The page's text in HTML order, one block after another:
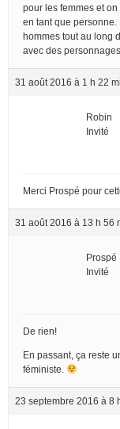
pour les femmes et
en tant que personne.
hommes tout au long
avec des
31 août 2016 à 1 h 22
Robin
Invité
Merci Prospé pour
31 août 2016 à 13 h 56
Prospé
Invité
De rien!
En passant, ça reste
féministe.
23 septembre 2016 à 8